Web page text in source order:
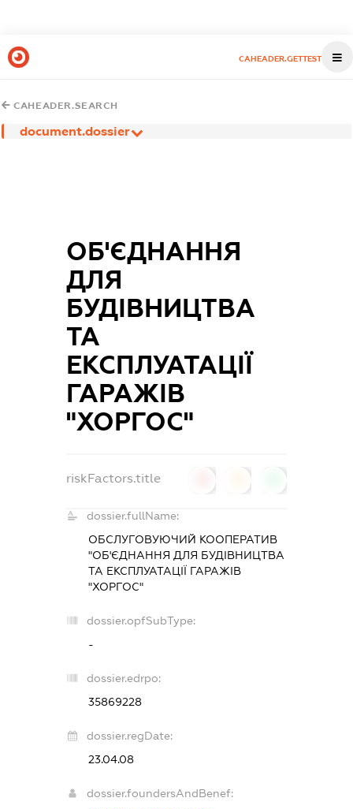
CAHEADER.GETTEST
CAHEADER.SEARCH
document.dossier
ОБ'ЄДНАННЯ
ДЛЯ
БУДІВНИЦТВА
ТА
ЕКСПЛУАТАЦІЇ
ГАРАЖІВ
"ХОРГОС"
riskFactors.title
dossier.fullName:
ОБСЛУГОВУЮЧИЙ КООПЕРАТИВ
"ОБ'ЄДНАННЯ ДЛЯ БУДІВНИЦТВА
ТА ЕКСПЛУАТАЦІЇ ГАРАЖІВ
"ХОРГОС"
dossier.opfSubType:
-
dossier.edrpo:
35869228
dossier.regDate:
23.04.08
dossier.foundersAndBenef: